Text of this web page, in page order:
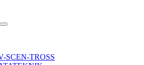
SCEN-TROSS